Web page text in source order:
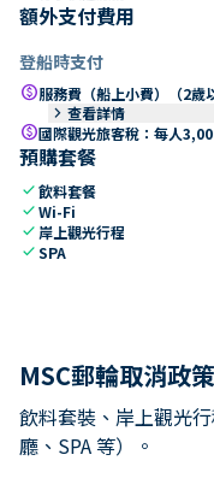
額外支付費用
登船時支付
paid服務費（船上小費）（2歲
keyboard_arrow_right 查看詳情
paid國際觀光旅客稅：每人
預購套餐
check飲料套餐
checkWi-Fi
check 岸上觀光行程
checkSPA
MSC郵輪取消政
飲料套裝、岸上觀光
廳、SPA 等）。